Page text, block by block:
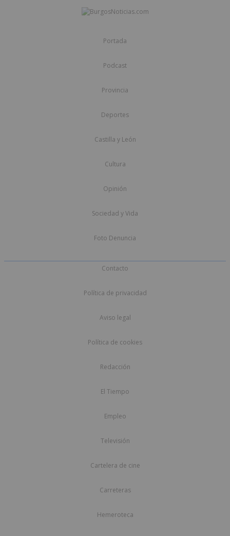
Portada
Podcast
Provincia
Deportes
Castilla y León
Cultura
Opinión
Sociedad y Vida
Foto Denuncia
Contacto
Política de privacidad
Aviso legal
Política de cookies
Redacción
El Tiempo
Empleo
Televisión
Cartelera de cine
Carreteras
Hemeroteca